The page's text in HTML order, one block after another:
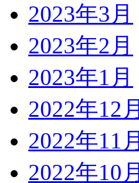
2023年3月
2023年2月
2023年1月
2022年12月
2022年11月
2022年10月